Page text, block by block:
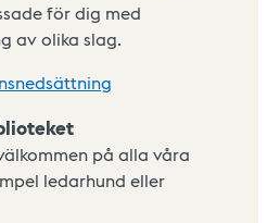
för dig med
av olika slag.
på alla våra
ledarhund eller